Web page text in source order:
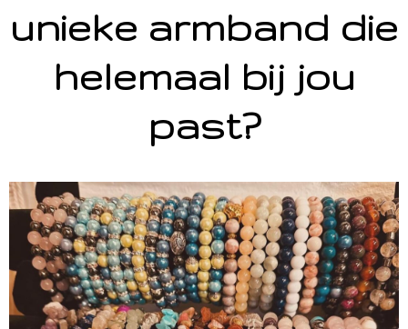
unieke armband die
helemaal bij jou
past?